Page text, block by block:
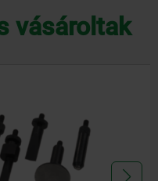
vásároltak